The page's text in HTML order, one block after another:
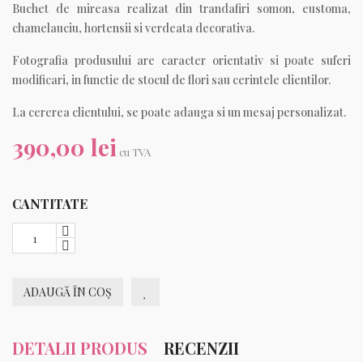
Buchet de mireasa realizat din trandafiri somon, eustoma,
chamelauciu, hortensii si verdeata decorativa.
Fotografia produsului are caracter orientativ si poate suferi
modificari, in functie de stocul de flori sau cerintele clientilor.
La cererea clientului, se poate adauga si un mesaj personalizat.
390,00 lei cu TVA
CANTITATE
ADAUGĂ ÎN COȘ
DETALII PRODUS RECENZII